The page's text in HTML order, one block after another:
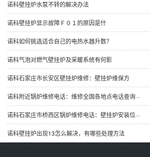
诺科壁挂炉水泵不转的解决办法
诺科壁挂炉显示故障Ｆ０１的原因是什
诺科如何挑选适合自己的电热水器升数？
诺科气泡对燃气壁挂炉及采暖系统有何影
诺科石家庄市长安区壁挂炉维修：壁挂炉维保方
诺科附近锅炉维修电话：维修全国各地点电话查询···
诺科石家庄市桥西区锅炉维修电话：壁挂炉安装位···
诺科壁挂炉出现13怎么解决，有哪些处理方法